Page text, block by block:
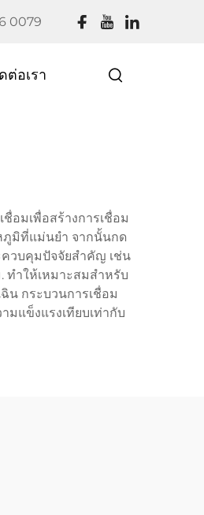
0079
ต่อเรา
อมเพื่อสร้างการเชื่อม
ภูมิที่แม่นยำ จากนั้นกด
วบคุมปัจจัยสำคัญ เช่น
ทำให้เหมาะสมสำหรับ
น กระบวนการเชื่อม
แข็งแรงเทียบเท่ากับ